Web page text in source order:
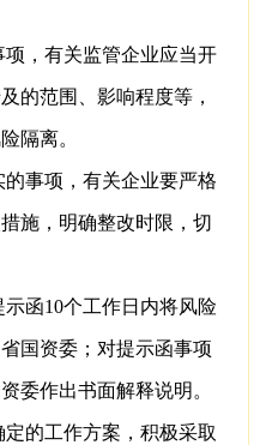
，有关监管企业应当开
的范围、影响程度等，
隔离。
事项，有关企业要严格
施，明确整改时限，切
函10个工作日内将风险
国资委；对提示函事项
委作出书面解释说明。
的工作方案，积极采取